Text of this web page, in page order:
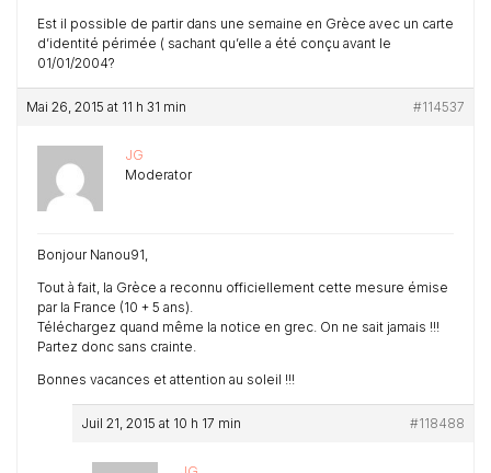
Est il possible de partir dans une semaine en Grèce avec un carte
d’identité périmée ( sachant qu’elle a été conçu avant le
01/01/2004?
Mai 26, 2015 at 11 h 31 min #114537
JG
Moderator
Bonjour Nanou91,
Tout à fait, la Grèce a reconnu officiellement cette mesure émise
par la France (10 + 5 ans).
Téléchargez quand même la notice en grec. On ne sait jamais !!!
Partez donc sans crainte.
Bonnes vacances et attention au soleil !!!
Juil 21, 2015 at 10 h 17 min #118488